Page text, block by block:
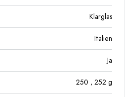
Klarglas
Italien
Ja
250 , 252 g